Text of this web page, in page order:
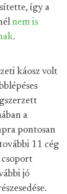
így a
nem is
.
káosz volt
a
pontosan
11 cég
csoport
jó